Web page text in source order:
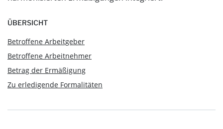
ÜBERSICHT
Betroffene Arbeitgeber
Betroffene Arbeitnehmer
Betrag der Ermäßigung
Zu erledigende Formalitäten